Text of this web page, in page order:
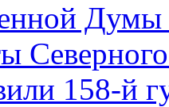
Северного
158-й